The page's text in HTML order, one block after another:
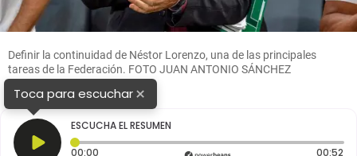
Definir la continuidad de Néstor Lorenzo, una de las principales
tareas de la Federación. FOTO JUAN ANTONIO SÁNCHEZ
Toca para escuchar×
ESCUCHA EL RESUMEN
00:00 Tiempo transcurrido: 0 segundos 00:52